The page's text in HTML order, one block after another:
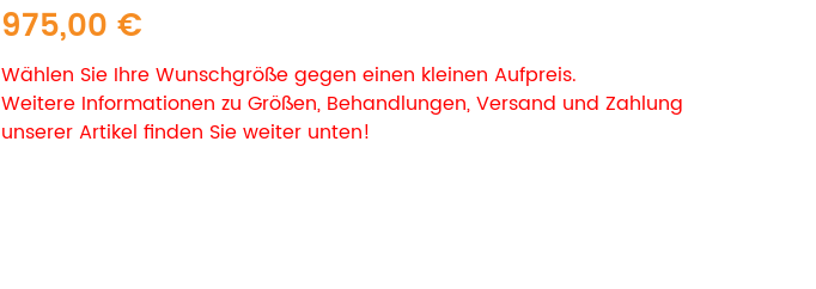
975,00 €
Wählen Sie Ihre Wunschgröße gegen einen kleinen Aufpreis.
Weitere Informationen zu Größen, Behandlungen, Versand und Zahlung
unserer Artikel finden Sie weiter unten!